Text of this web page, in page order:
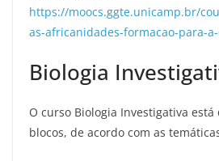
https://moocs.ggte.unicamp.br/
as-africanidades-formacao-para-
Biologia
O curso Biologia Investigativa
blocos, de acordo com as